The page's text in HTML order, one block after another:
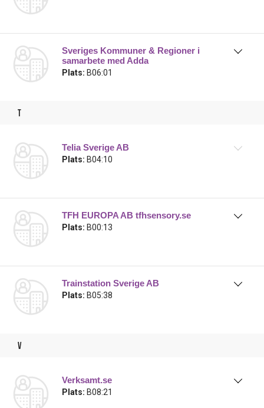
Sveriges Kommuner & Regioner i
samarbete med Adda
Plats: B06:01
Telia Sverige AB
Plats: B04:10
TFH EUROPA AB tfhsensory.se
Plats: B00:13
Trainstation Sverige AB
Plats: B05:38
v
Verksamt.se
Plats: B08:21